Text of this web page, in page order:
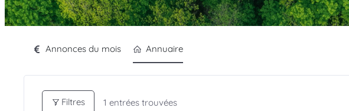
Annonces du mois Annuaire
Filtres 1 entrées trouvées